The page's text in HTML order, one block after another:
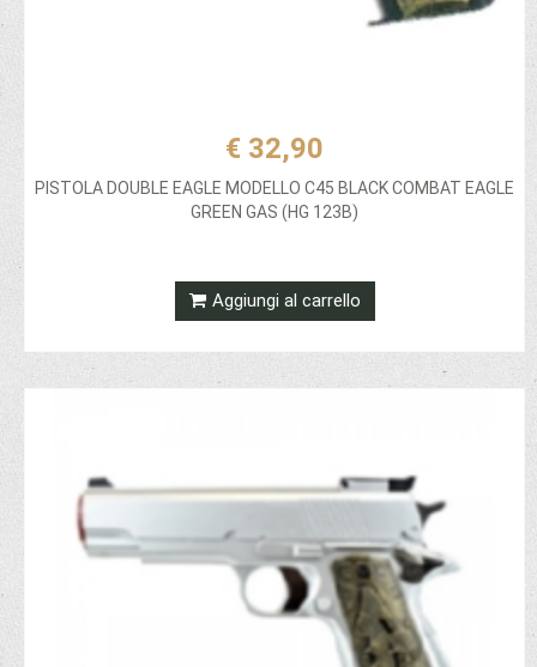
€ 32,90
PISTOLA DOUBLE EAGLE MODELLO C45 BLACK COMBAT EAGLE
GREEN GAS (HG 123B)
Aggiungi al carrello